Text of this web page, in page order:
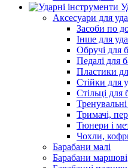
Аксесуари для
Засоби по
Інше для
Обручі для
Педалі для
Пластики
Стійки для
Стільці для
Тримачі,
Тюнери і
Чохли,
Барабани малі
Барабани маршові